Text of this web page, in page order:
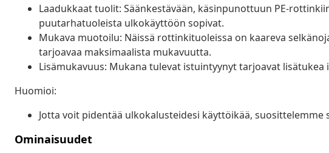
Laadukkaat tuolit: Säänkestävään, käsinpunottuun PE-
puutarhatuoleista ulkokäyttöön sopivat.
Mukava muotoilu: Näissä rottinkituoleissa on kaareva
tarjoavaa maksimaalista mukavuutta.
Lisämukavuus: Mukana tulevat istuintyynyt tarjoavat lisätukea
Huomioi:
Jotta voit pidentää ulkokalusteidesi käyttöikää, suosittelemme
Ominaisuudet